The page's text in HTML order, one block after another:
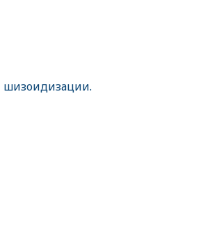
шизоидизации.